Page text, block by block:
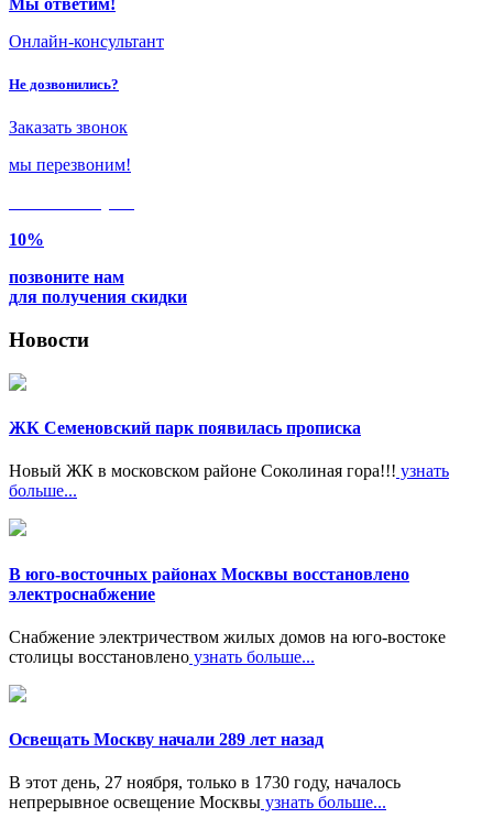
Мы ответим!
Онлайн-консультант
Не дозвонились?
Заказать звонок
мы перезвоним!
10%
позвоните нам
для получения скидки
Новости
ЖК Семеновский парк появилась прописка
Новый ЖК в московском районе Соколиная гора!!! узнать
больше...
В юго-восточных районах Москвы восстановлено
электроснабжение
Снабжение электричеством жилых домов на юго-востоке
столицы восстановлено узнать больше...
Освещать Москву начали 289 лет назад
В этот день, 27 ноября, только в 1730 году, началось
непрерывное освещение Москвы узнать больше...